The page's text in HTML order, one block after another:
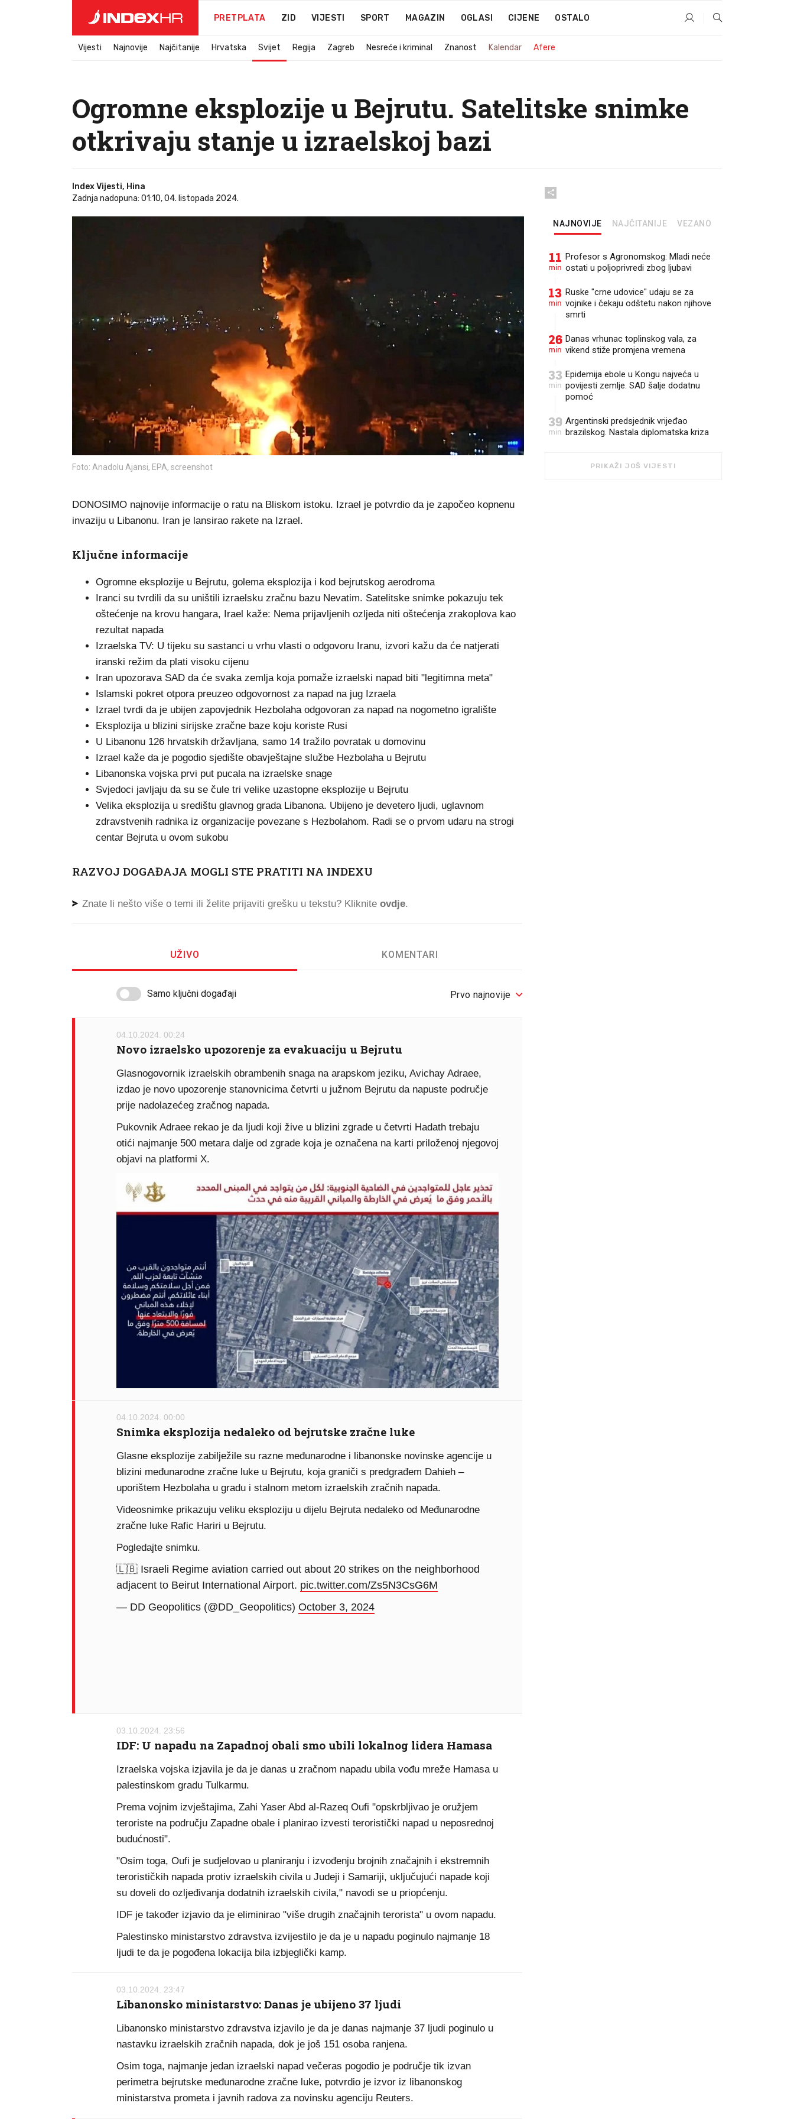
PRETPLATA ZID VIJESTI SPORT MAGAZIN OGLASI CIJENE OSTALO
Vijesti Najnovije Najčitanije Hrvatska Svijet Regija Zagreb Nesreće i kriminal Znanost Kalendar Afere
Ogromne eksplozije u Bejrutu. Satelitske snimke
otkrivaju stanje u izraelskoj bazi
Index Vijesti, Hina
Zadnja nadopuna: 01:10, 04. listopada 2024.
Foto: Anadolu Ajansi, EPA, screenshot
DONOSIMO najnovije informacije o ratu na Bliskom istoku. Izrael je potvrdio da je započeo kopnenu
invaziju u Libanonu. Iran je lansirao rakete na Izrael.
Ključne informacije
Ogromne eksplozije u Bejrutu, golema eksplozija i kod bejrutskog aerodroma
Iranci su tvrdili da su uništili izraelsku zračnu bazu Nevatim. Satelitske snimke pokazuju tek
oštećenje na krovu hangara, Irael kaže: Nema prijavljenih ozljeda niti oštećenja zrakoplova kao
rezultat napada
Izraelska TV: U tijeku su sastanci u vrhu vlasti o odgovoru Iranu, izvori kažu da će natjerati
iranski režim da plati visoku cijenu
Iran upozorava SAD da će svaka zemlja koja pomaže izraelski napad biti "legitimna meta"
Islamski pokret otpora preuzeo odgovornost za napad na jug Izraela
Izrael tvrdi da je ubijen zapovjednik Hezbolaha odgovoran za napad na nogometno igralište
Eksplozija u blizini sirijske zračne baze koju koriste Rusi
U Libanonu 126 hrvatskih državljana, samo 14 tražilo povratak u domovinu
Izrael kaže da je pogodio sjedište obavještajne službe Hezbolaha u Bejrutu
Libanonska vojska prvi put pucala na izraelske snage
Svjedoci javljaju da su se čule tri velike uzastopne eksplozije u Bejrutu
Velika eksplozija u središtu glavnog grada Libanona. Ubijeno je devetero ljudi, uglavnom
zdravstvenih radnika iz organizacije povezane s Hezbolahom. Radi se o prvom udaru na strogi
centar Bejruta u ovom sukobu
RAZVOJ DOGAĐAJA MOGLI STE PRATITI NA INDEXU
Znate li nešto više o temi ili želite prijaviti grešku u tekstu? Kliknite ovdje.
UŽIVO KOMENTARI
Samo ključni događaji Prvo najnovije
04.10.2024. 00:24
Novo izraelsko upozorenje za evakuaciju u Bejrutu
Glasnogovornik izraelskih obrambenih snaga na arapskom jeziku, Avichay Adraee,
izdao je novo upozorenje stanovnicima četvrti u južnom Bejrutu da napuste područje
prije nadolazećeg zračnog napada.
Pukovnik Adraee rekao je da ljudi koji žive u blizini zgrade u četvrti Hadath trebaju
otići najmanje 500 metara dalje od zgrade koja je označena na karti priloženoj njegovoj
objavi na platformi X.
04.10.2024. 00:00
Snimka eksplozija nedaleko od bejrutske zračne luke
Glasne eksplozije zabilježile su razne međunarodne i libanonske novinske agencije u
blizini međunarodne zračne luke u Bejrutu, koja graniči s predgrađem Dahieh –
uporištem Hezbolaha u gradu i stalnom metom izraelskih zračnih napada.
Videosnimke prikazuju veliku eksploziju u dijelu Bejruta nedaleko od Međunarodne
zračne luke Rafic Hariri u Bejrutu.
Pogledajte snimku.
🇱🇧 Israeli Regime aviation carried out about 20 strikes on the neighborhood
adjacent to Beirut International Airport. pic.twitter.com/Zs5N3CsG6M
— DD Geopolitics (@DD_Geopolitics) October 3, 2024
03.10.2024. 23:56
IDF: U napadu na Zapadnoj obali smo ubili lokalnog lidera Hamasa
Izraelska vojska izjavila je da je danas u zračnom napadu ubila vođu mreže Hamasa u
palestinskom gradu Tulkarmu.
Prema vojnim izvještajima, Zahi Yaser Abd al-Razeq Oufi "opskrbljivao je oružjem
teroriste na području Zapadne obale i planirao izvesti teroristički napad u neposrednoj
budućnosti".
"Osim toga, Oufi je sudjelovao u planiranju i izvođenju brojnih značajnih i ekstremnih
terorističkih napada protiv izraelskih civila u Judeji i Samariji, uključujući napade koji
su doveli do ozljeđivanja dodatnih izraelskih civila," navodi se u priopćenju.
IDF je također izjavio da je eliminirao "više drugih značajnih terorista" u ovom napadu.
Palestinsko ministarstvo zdravstva izvijestilo je da je u napadu poginulo najmanje 18
ljudi te da je pogođena lokacija bila izbjeglički kamp.
03.10.2024. 23:47
Libanonsko ministarstvo: Danas je ubijeno 37 ljudi
Libanonsko ministarstvo zdravstva izjavilo je da je danas najmanje 37 ljudi poginulo u
nastavku izraelskih zračnih napada, dok je još 151 osoba ranjena.
Osim toga, najmanje jedan izraelski napad večeras pogodio je područje tik izvan
perimetra bejrutske međunarodne zračne luke, potvrdio je izvor iz libanonskog
ministarstva prometa i javnih radova za novinsku agenciju Reuters.
NAJNOVIJE NAJČITANIJE VEZANO
11
min
Profesor s Agronomskog: Mladi neće
ostati u poljoprivredi zbog ljubavi
13
min
Ruske "crne udovice" udaju se za
vojnike i čekaju odštetu nakon njihove
smrti
26
min
Danas vrhunac toplinskog vala, za
vikend stiže promjena vremena
33
min
Epidemija ebole u Kongu najveća u
povijesti zemlje. SAD šalje dodatnu
pomoć
39
min
Argentinski predsjednik vrijeđao
brazilskog. Nastala diplomatska kriza
PRIKAŽI JOŠ VIJESTI